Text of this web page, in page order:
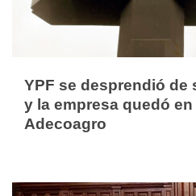
YPF se desprendió de
y la empresa quedó
Adecoagro